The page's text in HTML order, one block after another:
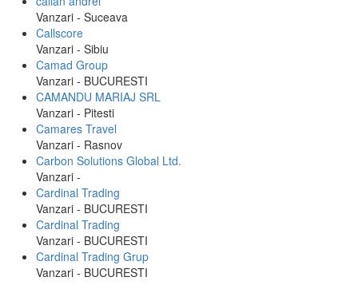
Vanzari - Suceava
Callscore
Vanzari - Sibiu
Camad Group
Vanzari - BUCURESTI
CAMANDU MARIAJ SRL
Vanzari - Pitesti
Camares Travel
Vanzari - Rasnov
Carbon Solutions Global Ltd.
Vanzari -
Cardinal Trading
Vanzari - BUCURESTI
Cardinal Trading
Vanzari - BUCURESTI
Cardinal Trading Grup
Vanzari - BUCURESTI